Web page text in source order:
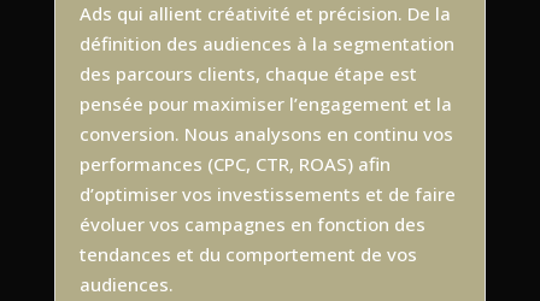
Ads qui allient créativité et précision. De la
définition des audiences à la segmentation
des parcours clients, chaque étape est
pensée pour maximiser l’engagement et la
conversion. Nous analysons en continu vos
performances (CPC, CTR, ROAS) afin
d’optimiser vos investissements et de faire
évoluer vos campagnes en fonction des
tendances et du comportement de vos
audiences.